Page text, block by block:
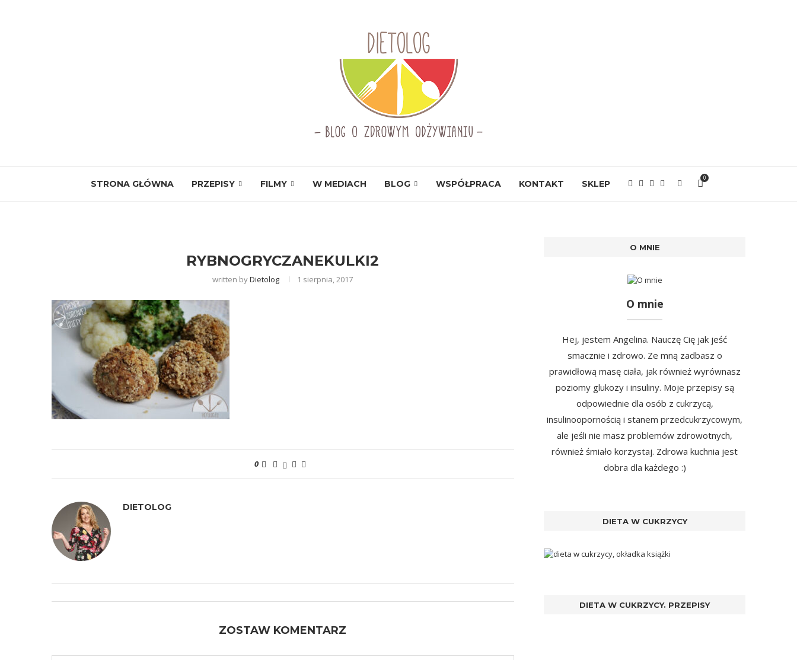
STRONA GŁÓWNA PRZEPISY FILMY W MEDIACH BLOG WSPÓŁPRACA KONTAKT SKLEP
0
RYBNOGRYCZANEKULKI2
written byDietolog 1 sierpnia, 2017
0
DIETOLOG
ZOSTAW KOMENTARZ
O MNIE
O mnie
Hej, jestem Angelina. Nauczę Cię jak jeść
smacznie i zdrowo. Ze mną zadbasz o
prawidłową masę ciała, jak również wyrównasz
poziomy glukozy i insuliny. Moje przepisy są
odpowiednie dla osób z cukrzycą,
insulinoopornością i stanem przedcukrzycowym,
ale jeśli nie masz problemów zdrowotnych,
również śmiało korzystaj. Zdrowa kuchnia jest
dobra dla każdego :)
DIETA W CUKRZYCY
DIETA W CUKRZYCY. PRZEPISY